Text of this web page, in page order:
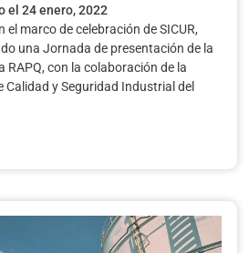
el 24 enero, 2022
el marco de celebración de SICUR,
una Jornada de presentación de la
RAPQ, con la colaboración de la
Calidad y Seguridad Industrial del